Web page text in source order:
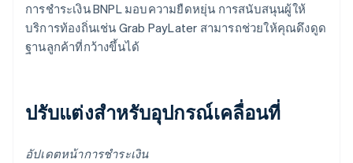
การชำระเงิน BNPL มอบความยืดหยุ่น การสนับสนุนผู้ให้
บริการท้องถิ่นเช่น Grab PayLater สามารถช่วยให้คุณดึงดูด
ฐานลูกค้าที่กว้างขึ้นได้
ปรับแต่งสำหรับอุปกรณ์เคลื่อนที่
อัปเดตหน้าการชำระเงิน